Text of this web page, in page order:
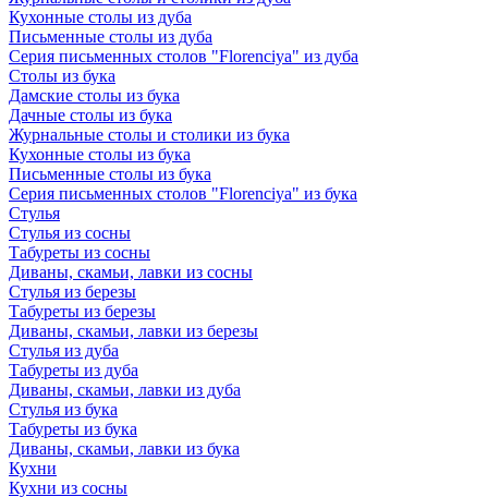
Кухонные столы из дуба
Письменные столы из дуба
Серия письменных столов "Florenciya" из дуба
Столы из бука
Дамские столы из бука
Дачные столы из бука
Журнальные столы и столики из бука
Кухонные столы из бука
Письменные столы из бука
Серия письменных столов "Florenciya" из бука
Стулья
Стулья из сосны
Табуреты из сосны
Диваны, скамьи, лавки из сосны
Стулья из березы
Табуреты из березы
Диваны, скамьи, лавки из березы
Стулья из дуба
Табуреты из дуба
Диваны, скамьи, лавки из дуба
Стулья из бука
Табуреты из бука
Диваны, скамьи, лавки из бука
Кухни
Кухни из сосны